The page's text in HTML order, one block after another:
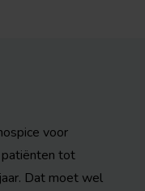
voor
patiënten tot
Dat moet wel